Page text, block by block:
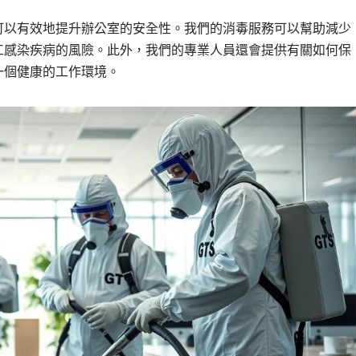
有效地提升辦公室的安全性。我們的消毒服務可以幫助減少
染疾病的風險。此外，我們的專業人員還會提供有關如何保
健康的工作環境。